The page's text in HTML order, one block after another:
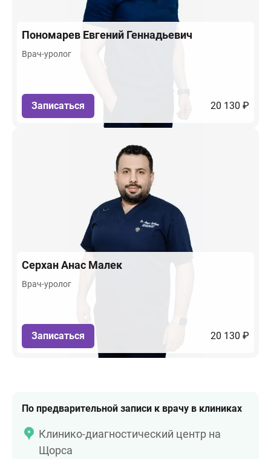
Пономарев Евгений Геннадьевич
Врач-уролог
Записаться 20 130 ₽
СерханАнас Малек
Врач-уролог
Записаться 20 130 ₽
По предварительной записи к врачу в клиниках
Клинико-диагностический центр на
Щорса